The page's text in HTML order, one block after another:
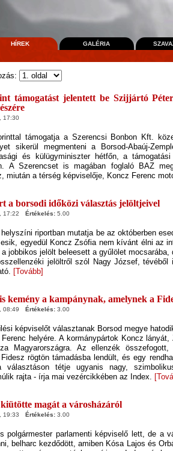
HÍREK GALÉRIA
támogatást jelentett be Szijjártó
17:30
támogatja a Szerencsi Bonbon Kft.
sikerül megmenteni a Borsod-Abaúj-
és külügyminiszter hétfőn, a
A Szerencset is magában foglaló BAZ
miután a térség képviselője, Koncz Ferenc
a borsodi időközi választás jelöltjeivel
17:22 Értékelés:5.00
riportban mutatja be az októberben
egyedül Koncz Zsófia nem kívánt élni az
jobbikos jelölt beleesett a gyűlölet
jelöltről szól Nagy József,
[Tovább]
kemény a kampánynak, amelynek a
08:49 Értékelés:3.00
képviselőt választanak Borsod megye
helyére. A kormánypártok Koncz
Magyarországra. Az ellenzék
rögtön támadásba lendült, és egy
tétje ugyanis nagy,
rajta - írja mai vezércikkében az Index.
magát a városházáról
19:33 Értékelés:3.00
polgármester parlamenti képviselő lett, de a
belharc kezdődött, amiben Kósa Lajos és